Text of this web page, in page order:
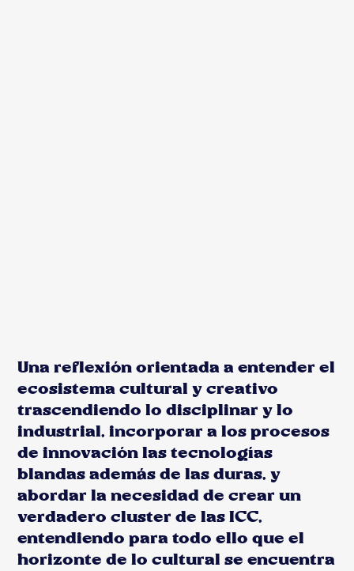
Una reflexión orientada a entender el
ecosistema cultural y creativo
trascendiendo lo disciplinar y lo
industrial, incorporar a los procesos
de innovación las tecnologías
blandas además de las duras, y
abordar la necesidad de crear un
verdadero cluster de las ICC,
entendiendo para todo ello que el
horizonte de lo cultural se encuentra